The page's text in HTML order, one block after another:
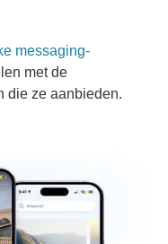
messaging-
met de
die ze aanbieden.